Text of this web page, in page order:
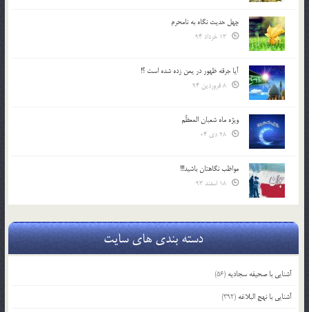
چهل حدیث نگاه به نامحرم
آیا جرقه ظهور در یمن زده شده است ؟!
ویژه ماه شعبان المعظّم
مواظب نگاهتان باشید!!!
دسته بندی های سایت
آشنایی با صحیفه سجادیه (56)
آشنایی با نهج البلاغه (392)